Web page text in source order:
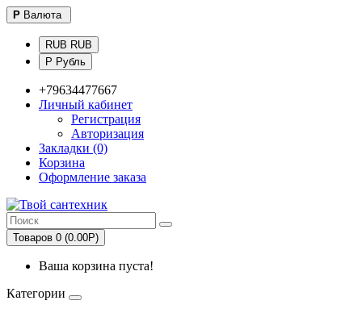
Р Валюта
RUB RUB
Р Рубль
+79634477667
Личный кабинет
Регистрация
Авторизация
Закладки (0)
Корзина
Оформление заказа
Товаров 0 (0.00Р)
Ваша корзина пуста!
Категории